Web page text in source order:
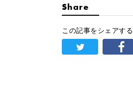
Share
この記事をシェアする